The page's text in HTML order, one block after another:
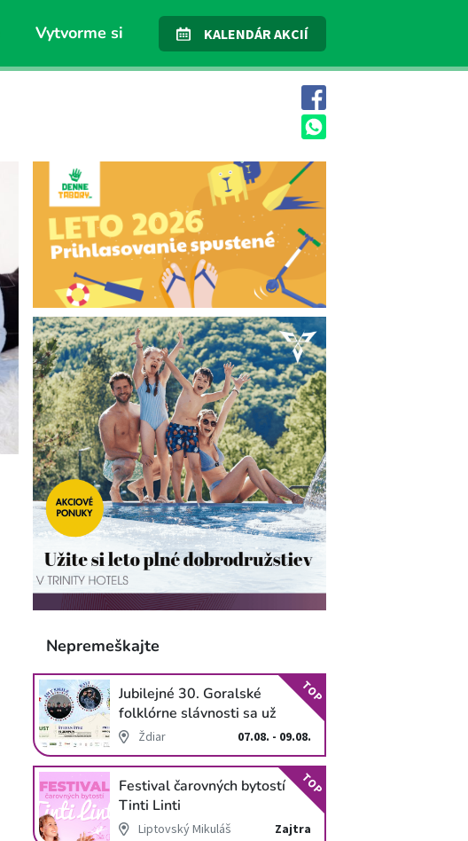
Vytvorme si KALENDÁR AKCIÍ
Nepremeškajte
Jubilejné 30. Goralské
folklórne slávnosti sa už
blížiaŽdiar 07.08. - 09.08.
TOP
Festival čarovných bytostí
Tinti Linti
Liptovský Mikuláš Zajtra
TOP